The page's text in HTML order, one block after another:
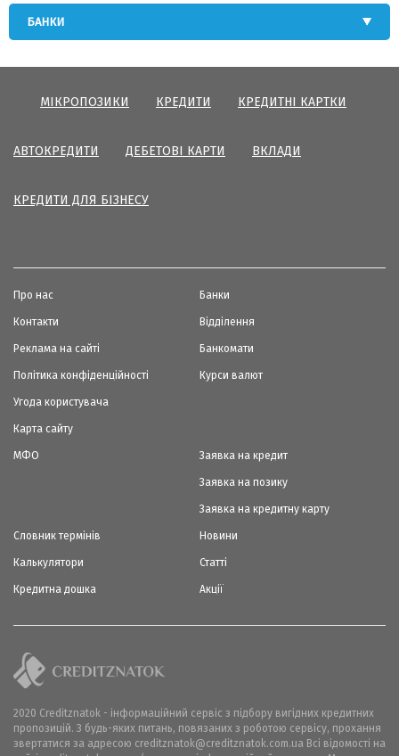
БАНКИ
МІКРОПОЗИКИ КРЕДИТИ КРЕДИТНІ КАРТКИ
АВТОКРЕДИТИ ДЕБЕТОВІ КАРТИ ВКЛАДИ
КРЕДИТИ ДЛЯ БІЗНЕСУ
Про нас
Контакти
Реклама на сайті
Політика конфіденційності
Угода користувача
Карта сайту
Банки
Відділення
Банкомати
Курси валют
МФО Заявка на кредит
Заявка на позику
Заявка на кредитну карту
Словник термінів
Калькулятори
Кредитна дошка
Новини
Статті
Акції
2020 Creditznatok - інформаційний сервіс з підбору вигідних кредитних
пропозицій. З будь-яких питань, повязаних з роботою сервісу, прохання
звертатися за адресою creditznatok@creditznatok.com.ua Всі відомості на